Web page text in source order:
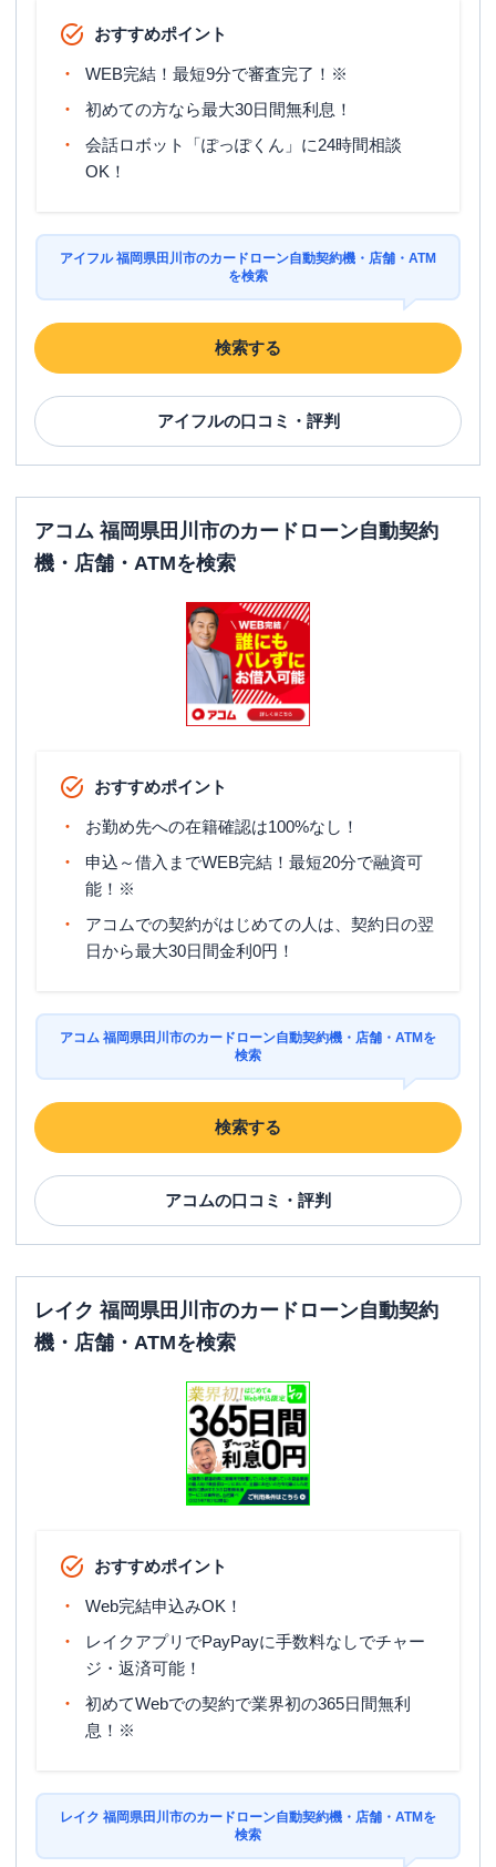
おすすめポイント
WEB完結！最短9分で審査完了！※
初めての方なら最大30日間無利息！
会話ロボット「ぽっぽくん」に24時間相談
OK！
アイフル 福岡県田川市のカードローン自動契約機・店舗・ATM
を検索
検索する
アイフルの口コミ・評判
アコム 福岡県田川市のカードローン自動契約
機・店舗・ATMを検索
おすすめポイント
お勤め先への在籍確認は100%なし！
申込～借入までWEB完結！最短20分で融資可
能！※
アコムでの契約がはじめての人は、契約日の翌
日から最大30日間金利0円！
アコム 福岡県田川市のカードローン自動契約機・店舗・ATMを
検索
検索する
アコムの口コミ・評判
レイク 福岡県田川市のカードローン自動契約
機・店舗・ATMを検索
おすすめポイント
Web完結申込みOK！
レイクアプリでPayPayに手数料なしでチャー
ジ・返済可能！
初めてWebでの契約で業界初の365日間無利
息！※
レイク 福岡県田川市のカードローン自動契約機・店舗・ATMを
検索